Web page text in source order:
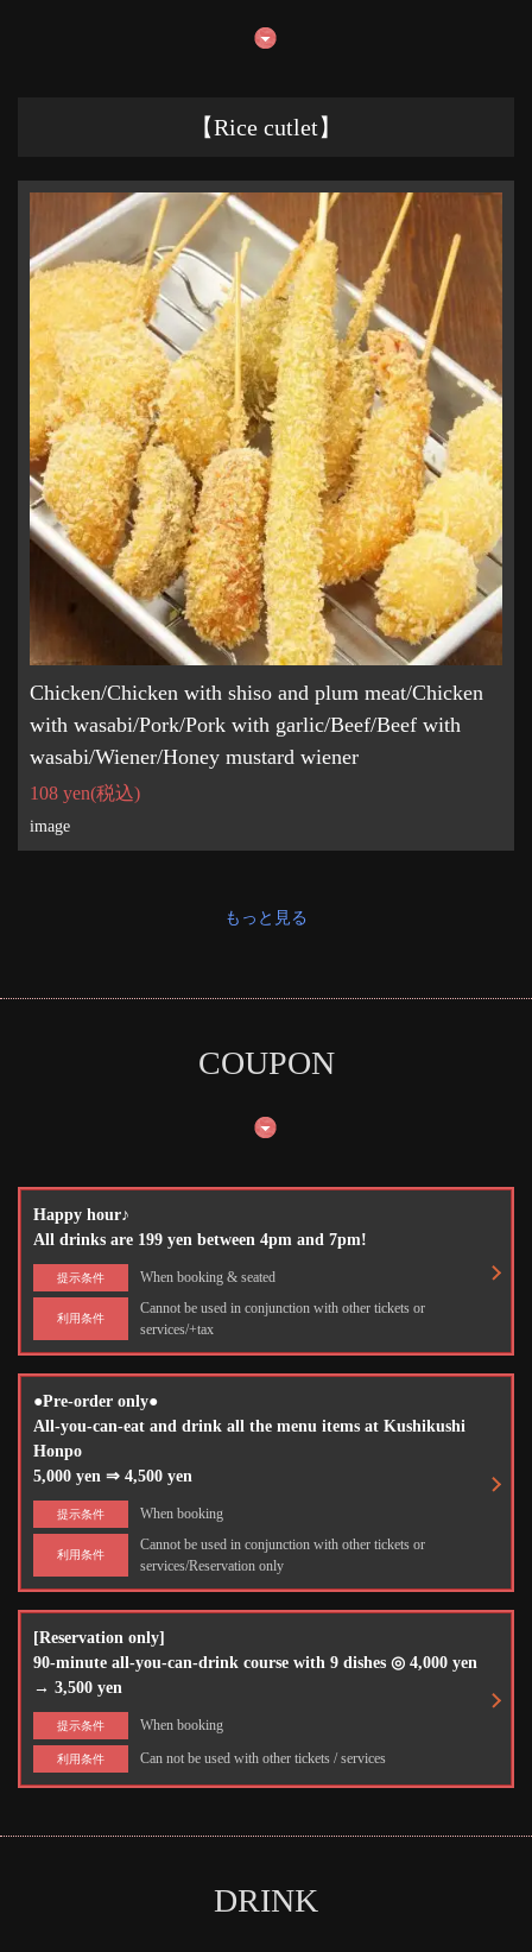
【Rice cutlet】
Chicken/Chicken with shiso and plum meat/Chicken
with wasabi/Pork/Pork with garlic/Beef/Beef with
wasabi/Wiener/Honey mustard wiener
108 yen(税込)
image
もっと見る
COUPON
Happy hour♪
All drinks are 199 yen between 4pm and 7pm!
提示条件 When booking & seated
利用条件
Cannot be used in conjunction with other tickets or
services/+tax
●Pre-order only●
All-you-can-eat and drink all the menu items at Kushikushi
Honpo
5,000 yen ⇒ 4,500 yen
提示条件 When booking
利用条件
Cannot be used in conjunction with other tickets or
services/Reservation only
[Reservation only]
90-minute all-you-can-drink course with 9 dishes ◎ 4,000 yen
→ 3,500 yen
提示条件 When booking
利用条件 Can not be used with other tickets / services
DRINK
この店舗情報をシェアする
兵庫県加古川市加古川町篠原町３００ A101-2 リトハ加古川1F
https://kushikakogawa.owst.jp/
お店情報をコピー
閉じる